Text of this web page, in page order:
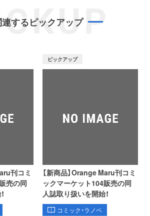
するピックアップ
刊コミ
売の同
ピックアップ
【新商品】Orange Maru刊コミ
ックマーケット104販売の同
人誌取り扱いを開始！
コミック・ラノベ